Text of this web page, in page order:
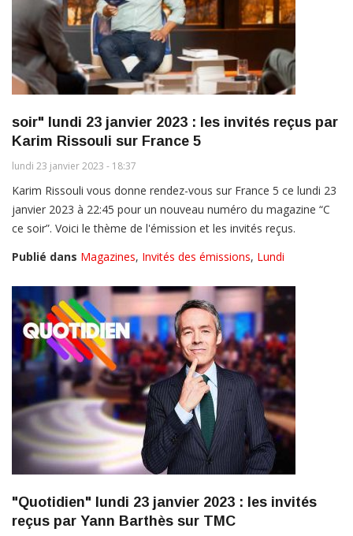
soir" lundi 23 janvier 2023 : les invités reçus par
Karim Rissouli sur France 5
lundi 23 janvier 2023 - 18:37
Karim Rissouli vous donne rendez-vous sur France 5 ce lundi 23
janvier 2023 à 22:45 pour un nouveau numéro du magazine “C
ce soir”. Voici le thème de l'émission et les invités reçus.
Publié dans Magazines, Invités des émissions, Lundi
"Quotidien" lundi 23 janvier 2023 : les invités
reçus par Yann Barthès sur TMC